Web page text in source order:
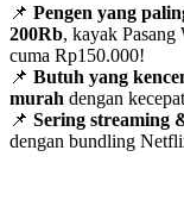
📌 Pengen yang
200Rb, kayak
cuma Rp150.000!
📌 Butuh yang
murah dengan
📌 Sering streaming
dengan bundling